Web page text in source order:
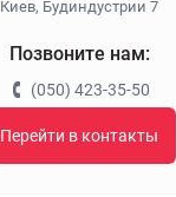
Киев, Будиндустрии 7
Позвоните нам:
(050) 423-35-50
Перейти в контакты